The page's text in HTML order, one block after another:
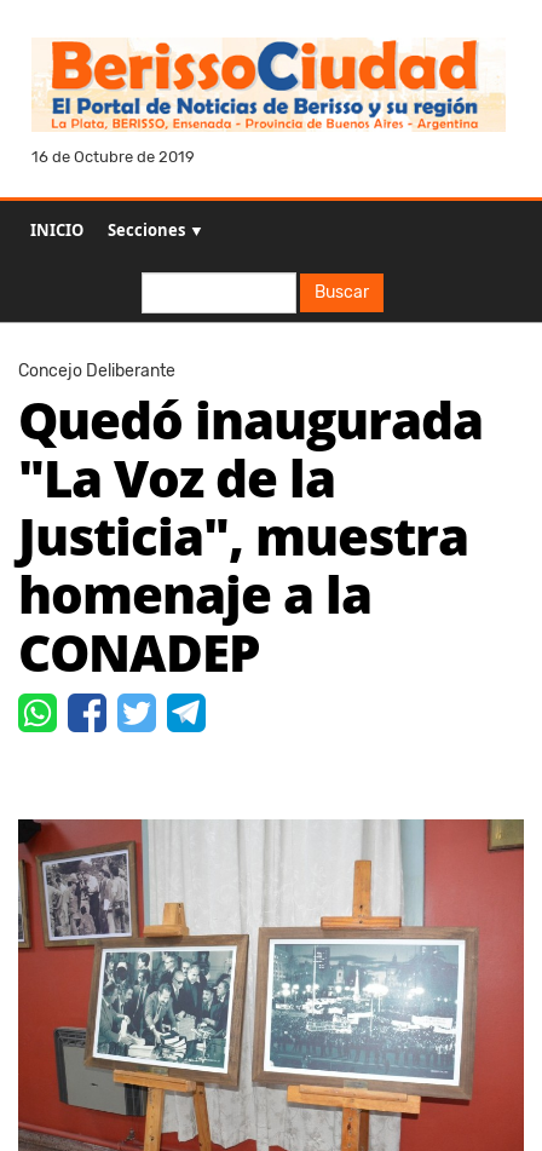
16 de Octubre de 2019
INICIO Secciones ▼
Buscar
Concejo Deliberante
Quedó inaugurada
"La Voz de la
Justicia", muestra
homenaje a la
CONADEP